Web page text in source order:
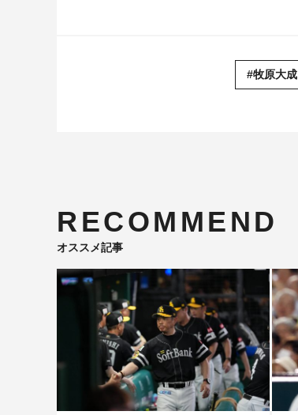
#牧原大成
RECOMMEND
オススメ記事